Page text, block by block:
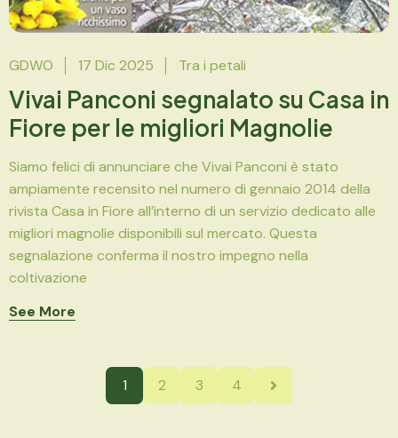
GDWO 17 Dic 2025 Tra i petali
Vivai Panconi segnalato su Casa in
Fiore per le migliori Magnolie
Siamo felici di annunciare che Vivai Panconi è stato
ampiamente recensito nel numero di gennaio 2014 della
rivista Casa in Fiore all’interno di un servizio dedicato alle
migliori magnolie disponibili sul mercato. Questa
segnalazione conferma il nostro impegno nella
coltivazione
See More
1 2 3 4